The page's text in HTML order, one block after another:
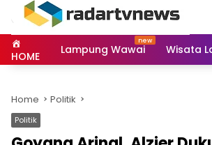
HOME Lampung Wawai Wisata
Home Politik
Politik